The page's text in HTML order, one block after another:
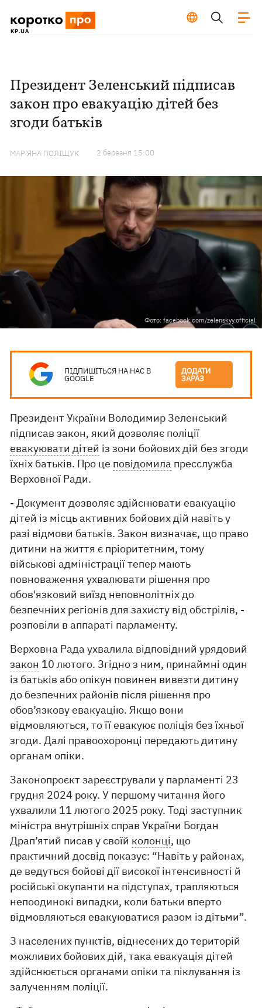
Президент Зеленський підписав
закон про евакуацію дітей без
згоди батьків
МАР'ЯНА ПОЛІЩУК 2 березня 15:00
Фото: facebook.com/zelenskyy.official
ПІДПИШІТЬСЯ НА НАС В
GOOGLE
ДОДАТИ
ЗАРАЗ
Президент України Володимир Зеленський
підписав закон, який дозволяє поліції
евакуювати дітей із зони бойових дій без згоди
їхніх батьків. Про це повідомила пресслужба
Верховної Ради.
- Документ дозволяє здійснювати евакуацію
дітей із місць активних бойових дій навіть у
разі відмови батьків. Закон визначає, що право
дитини на життя є пріоритетним, тому
військові адміністрації тепер мають
повноваження ухвалювати рішення про
обов'язковий виїзд неповнолітніх до
безпечніих регіонів для захисту від обстрілів, -
розповіли в аппараті парламенту.
Верховна Рада ухвалила відповідний урядовий
закон 10 лютого. Згідно з ним, принаймні один
із батьків або опікун повинен вивезти дитину
до безпечних районів після рішення про
обов’язкову евакуацію. Якщо вони
відмовляються, то її евакуює поліція без їхньої
згоди. Далі правоохоронці передають дитину
органам опіки.
Законопроєкт зареєстрували у парламенті 23
грудня 2024 року. У першому читання його
ухвалили 11 лютого 2025 року. Тоді заступник
міністра внутрішніх справ України Богдан
Драп’ятий писав у своїй колонці, що
практичний досвід показує: “Навіть у районах,
де ведуться бойові дії високої інтенсивності й
російські окупанти на підступах, трапляються
непоодинокі випадки, коли батьки вперто
відмовляються евакуюватися разом із дітьми”.
З населених пунктів, віднесених до територій
можливих бойових дій, така евакуація дітей
здійснюється органами опіки та піклування із
залученням поліції.